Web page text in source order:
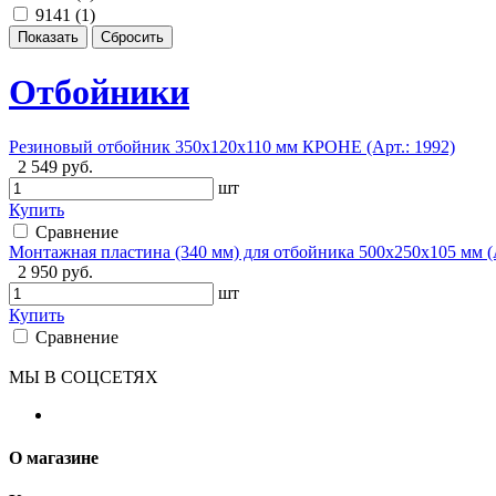
9141 (1)
Отбойники
Резиновый отбойник 350х120х110 мм КРОНЕ (Арт.: 1992)
2 549 руб.
шт
Купить
Сравнение
Монтажная пластина (340 мм) для отбойника 500х250х105 мм
2 950 руб.
шт
Купить
Сравнение
МЫ В СОЦСЕТЯХ
О магазине